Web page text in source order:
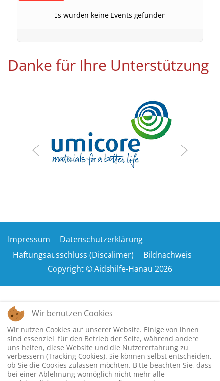
Es wurden keine Events gefunden
Danke für Ihre Unterstützung
Impressum
Datenschutzerklärung
Haftungsausschluss (Discalimer)
Bildnachweis
Copyright © Aidshilfe-Hanau 2026
Wir benutzen Cookies
Wir nutzen Cookies auf unserer Website. Einige von ihnen
sind essenziell für den Betrieb der Seite, während andere
uns helfen, diese Website und die Nutzererfahrung zu
verbessern (Tracking Cookies). Sie können selbst entscheiden,
ob Sie die Cookies zulassen möchten. Bitte beachten Sie, dass
bei einer Ablehnung womöglich nicht mehr alle